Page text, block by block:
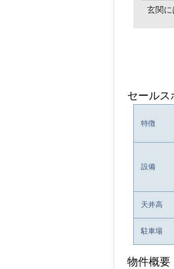
玄関
セールス
特徴
設備
天井高
駐車場
物件概要